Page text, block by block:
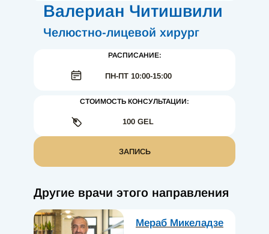
Валериан Читишвили
Челюстно-лицевой хирург
РАСПИСАНИЕ:
ПН-ПТ 10:00-15:00
СТОИМОСТЬ КОНСУЛЬТАЦИИ:
100 GEL
ЗАПИСЬ
Другие врачи этого направления
Мераб Микеладзе